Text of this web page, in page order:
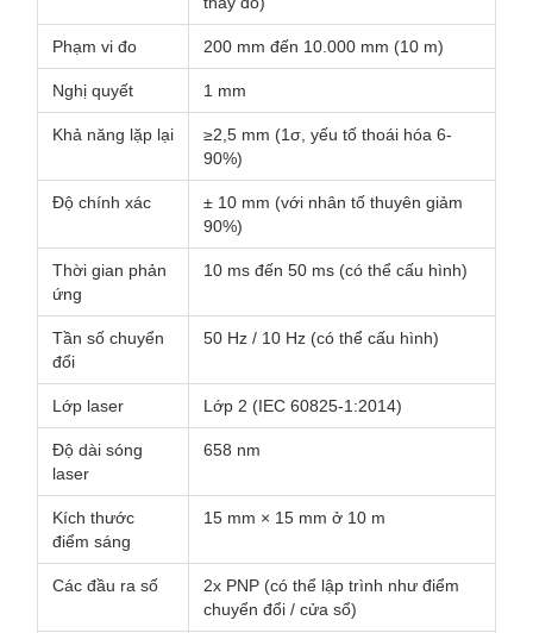
Phạm vi đo 200 mm đến 10.000 mm (10 m)
Nghị quyết 1 mm
Khả năng lặp lại
≥2,5 mm (1σ, yếu tố thoái hóa 6-
90%)
Độ chính xác
± 10 mm (với nhân tố thuyên giảm
90%)
Thời gian phản
ứng
10 ms đến 50 ms (có thể cấu hình)
Tần số chuyển
đổi
50 Hz / 10 Hz (có thể cấu hình)
Lớp laser Lớp 2 (IEC 60825-1:2014)
Độ dài sóng
laser
658 nm
Kích thước
điểm sáng
15 mm × 15 mm ở 10 m
Các đầu ra số
2x PNP (có thể lập trình như điểm
chuyển đổi / cửa sổ)